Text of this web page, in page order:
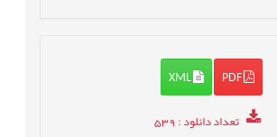
PDF
XML
تعداد دانلود: 539